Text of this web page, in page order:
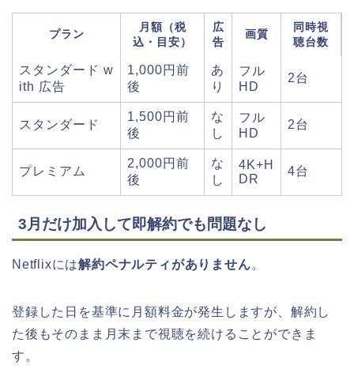
プラン
月額（税
込・目安）
広
告
画質
同時視
聴台数
スタンダード w
ith 広告
1,000円前
後
あ
り
フル
HD
2台
スタンダード
1,500円前
後
な
し
フル
HD
2台
プレミアム
2,000円前
後
な
し
4K+H
DR
4台
3月だけ加入して即解約でも問題なし
Netflixには解約ペナルティがありません。
登録した日を基準に月額料金が発生しますが、解約し
た後もそのまま月末まで視聴を続けることができま
す。